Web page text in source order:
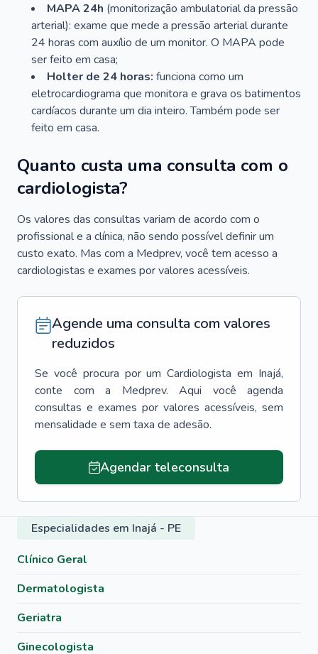
MAPA 24h (monitorização ambulatorial da pressão
arterial): exame que mede a pressão arterial durante
24 horas com auxílio de um monitor. O MAPA pode
ser feito em casa;
Holter de 24 horas: funciona como um
eletrocardiograma que monitora e grava os batimentos
cardíacos durante um dia inteiro. Também pode ser
feito em casa.
Quanto custa uma consulta com o
cardiologista?
Os valores das consultas variam de acordo com o
profissional e a clínica, não sendo possível definir um
custo exato. Mas com a Medprev, você tem acesso a
cardiologistas e exames por valores acessíveis.
Agende uma consulta com valores
reduzidos
Se você procura por um Cardiologista em Inajá,
conte com a Medprev. Aqui você agenda
consultas e exames por valores acessíveis, sem
mensalidade e sem taxa de adesão.
Agendar teleconsulta
Especialidades em Inajá - PE
Clínico Geral
Dermatologista
Geriatra
Ginecologista